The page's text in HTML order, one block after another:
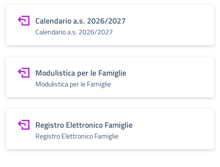
Calendario a.s. 2026/2027
Calendario a.s. 2026/2027
Modulistica per le Famiglie
Modulistica per le Famiglie
Registro Elettronico Famiglie
Registro Elettronico Famiglie